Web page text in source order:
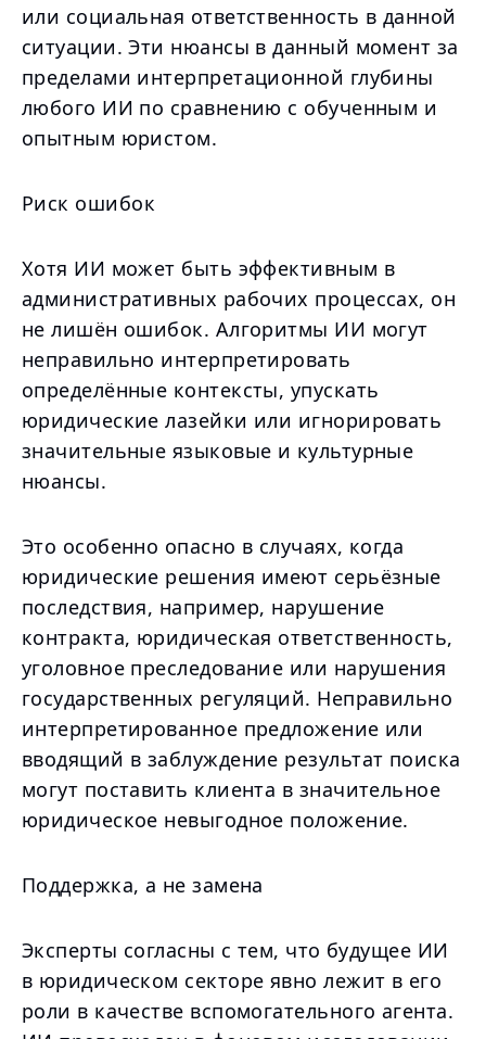
или социальная ответственность в данной
ситуации. Эти нюансы в данный момент за
пределами интерпретационной глубины
любого ИИ по сравнению с обученным и
опытным юристом.
Риск ошибок
Хотя ИИ может быть эффективным в
административных рабочих процессах, он
не лишён ошибок. Алгоритмы ИИ могут
неправильно интерпретировать
определённые контексты, упускать
юридические лазейки или игнорировать
значительные языковые и культурные
нюансы.
Это особенно опасно в случаях, когда
юридические решения имеют серьёзные
последствия, например, нарушение
контракта, юридическая ответственность,
уголовное преследование или нарушения
государственных регуляций. Неправильно
интерпретированное предложение или
вводящий в заблуждение результат поиска
могут поставить клиента в значительное
юридическое невыгодное положение.
Поддержка, а не замена
Эксперты согласны с тем, что будущее ИИ
в юридическом секторе явно лежит в его
роли в качестве вспомогательного агента.